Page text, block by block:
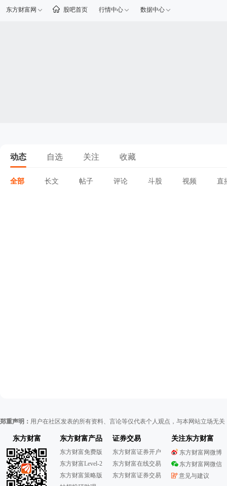
东方财富网 股吧首页 行情中心 数据中心
动态 自选 关注 收藏
全部 长文 帖子 评论 斗股 视频 直
郑重声明： 用户在社区发表的所有资料、言论等仅代表个人观点，与本网站立场无
东方财富 东方财富产品
东方财富免费版
东方财富Level-2
东方财富策略版
证券交易
东方财富证券开户
东方财富在线交易
东方财富证券交易
关注东方财富
东方财富网微博
东方财富网微信
意见与建议